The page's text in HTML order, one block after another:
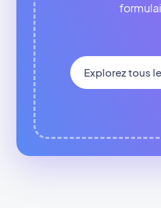
Explorez tous